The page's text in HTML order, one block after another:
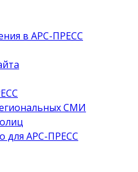
в АРС-ПРЕСС
СМИ
для АРС-ПРЕСС